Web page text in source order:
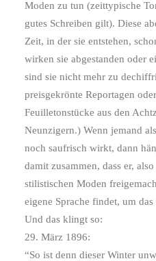
Moden zu tun (zeittypische
gutes Schreiben gilt). Diese
Zeit, in der sie entstehen,
wirken sie abgestanden oder
sind sie nicht mehr zu
preisgekrönte Reportagen
Feuilletonstücke aus den
Neunzigern.) Wenn jemand
noch saufrisch wirkt, dann
damit zusammen, dass er,
stilistischen Moden
eigene Sprache findet, um
Und das klingt so:
29. März 1896:
“So ist denn dieser Winter